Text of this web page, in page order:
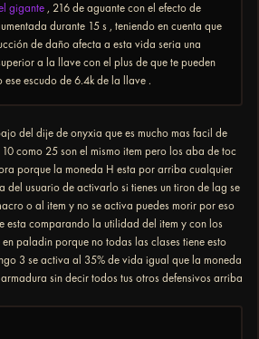
gigante , 216 de aguante con el efecto de
durante 15 s , teniendo en cuenta que
de daño afecta a esta vida seria una
a la llave con el plus de que te pueden
ese escudo de 6.4k de la llave .
del dije de onyxia que es mucho mas facil de
como 25 son el mismo item pero los aba de toc
porque la moneda H esta por arriba cualquier
del usuario de activarlo si tienes un tiron de lag se
o al item y no se activa puedes morir por eso
esta comparando la utilidad del item y con los
paladin porque no todas las clases tiene esto
3 se activa al 35% de vida igual que la moneda
sin decir todos tus otros defensivos arriba